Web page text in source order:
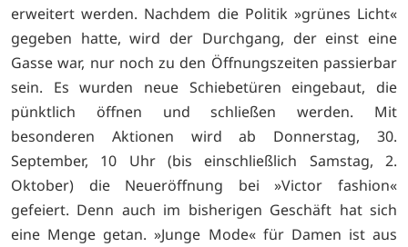
erweitert werden. Nachdem die Politik »grünes Licht«
gegeben hatte, wird der Durchgang, der einst eine
Gasse war, nur noch zu den Öffnungszeiten passierbar
sein. Es wurden neue Schiebetüren eingebaut, die
pünktlich öffnen und schließen werden. Mit
besonderen Aktionen wird ab Donnerstag, 30.
September, 10 Uhr (bis einschließlich Samstag, 2.
Oktober) die Neueröffnung bei »Victor fashion«
gefeiert. Denn auch im bisherigen Geschäft hat sich
eine Menge getan. »Junge Mode« für Damen ist aus